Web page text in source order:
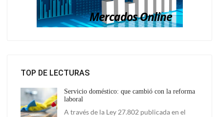
TOP DE LECTURAS
Servicio doméstico: que cambió con la reforma
laboral
A través de la Ley 27.802 publicada en el